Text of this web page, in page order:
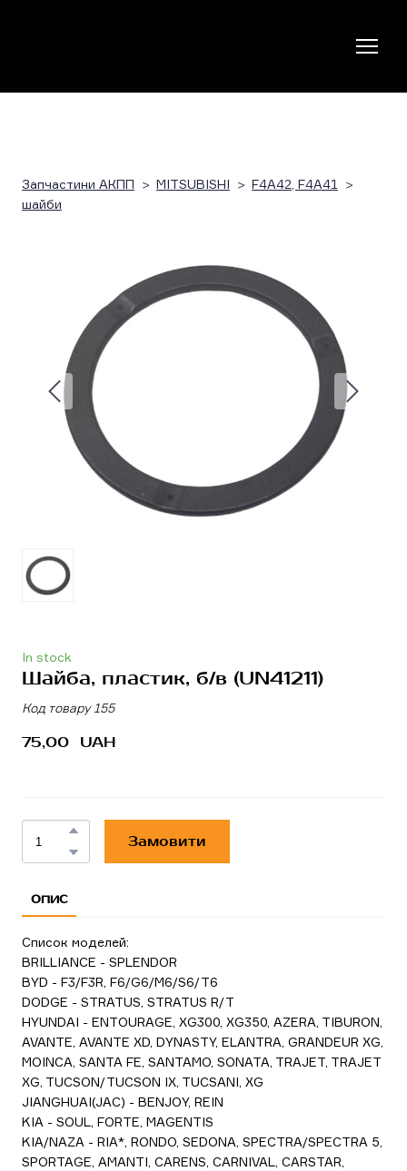
Запчастини АКПП MITSUBISHI
F4A42, F4A41
шайби
In stock
Шайба, пластик, б/в (UN41211)
Код товару 155
75,00  UAH
Замовити
ОПИС
Список моделей:
BRILLIANCE - SPLENDOR
BYD - F3/F3R, F6/G6/M6/S6/T6
DODGE - STRATUS, STRATUS R/T
HYUNDAI - ENTOURAGE, XG300, XG350, AZERA, TIBURON,
AVANTE, AVANTE XD, DYNASTY, ELANTRA, GRANDEUR XG,
MOINCA, SANTA FE, SANTAMO, SONATA, TRAJET, TRAJET
XG, TUCSON/TUCSON IX, TUCSANI, XG
JIANGHUAI(JAC) - BENJOY, REIN
KIA - SOUL, FORTE, MAGENTIS
KIA/NAZA - RIA*, RONDO, SEDONA, SPECTRA/SPECTRA 5,
SPORTAGE, AMANTI, CARENS, CARNIVAL, CARSTAR,